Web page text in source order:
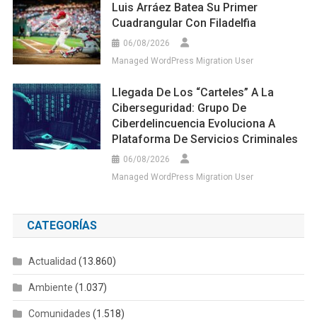
Luis Arráez Batea Su Primer
Cuadrangular Con Filadelfia
06/08/2026
Managed WordPress Migration User
Llegada De Los “carteles” A La
Ciberseguridad: Grupo De
Ciberdelincuencia Evoluciona A
Plataforma De Servicios Criminales
06/08/2026
Managed WordPress Migration User
CATEGORÍAS
Actualidad (13.860)
Ambiente (1.037)
Comunidades (1.518)